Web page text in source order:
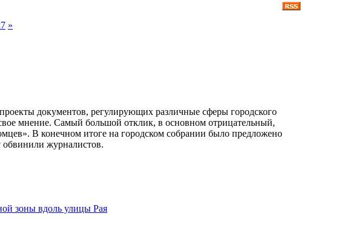
»
документов, регулирующих различные сферы городского
мнение. Самый большой отклик, в основном отрицательный,
В конечном итоге на городском собрании было предложено
обвинили журналистов.
зоны вдоль улицы Рая